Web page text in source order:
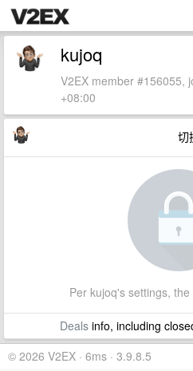
kujoq
V2EX member #156055,
+08:00
切
Per kujoq's settings,
Dealsinfo, including
© 2026 V2EX · 6ms · 3.9.8.5